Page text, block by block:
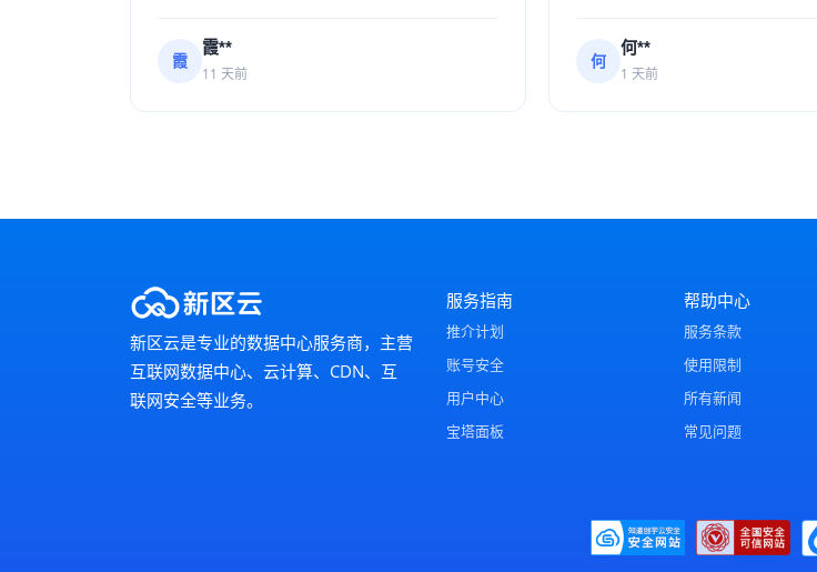
霞
霞**
11 天前
何
何**
1 天前
新区云是专业的数据中心服务商，主营
互联网数据中心、云计算、CDN、互
联网安全等业务。
服务指南
推介计划
账号安全
用户中心
宝塔面板
帮助中心
服务条款
使用限制
所有新闻
常见问题